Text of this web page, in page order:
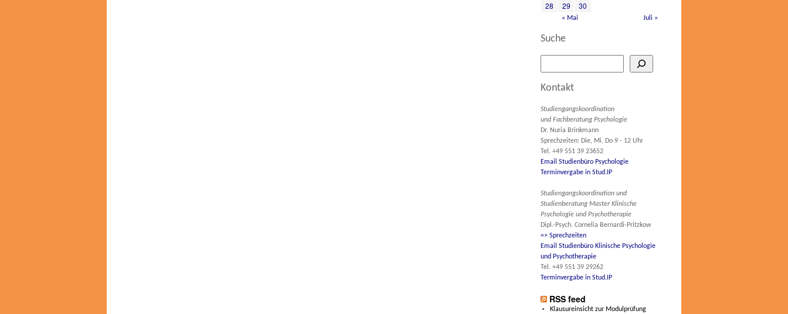
28
29 30
« Mai Juli »
Suche
Kontakt
Studiengangskoordination
und Fachberatung Psychologie
Dr. Nuria Brinkmann
Sprechzeiten: Die, Mi, Do 9 - 12 Uhr
Tel. +49 551 39 23652
Email Studienbüro Psychologie
Terminvergabe in Stud.IP
Studiengangskoordination und
Studienberatung Master Klinische
Psychologie und Psychotherapie
Dipl.-Psych. Cornelia Bernardi-Pritzkow
=> Sprechzeiten
Email Studienbüro Klinische Psychologie
und Psychotherapie
Tel. +49 551 39 29262
Terminvergabe in Stud.IP
RSS feed
Klausureinsicht zur Modulprüfung